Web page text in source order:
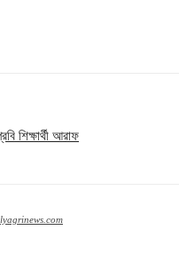
শিক্ষার্থী আরাফ